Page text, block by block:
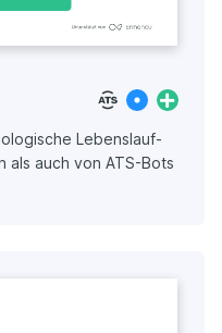
Lebenslauf-
als auch von ATS-Bots